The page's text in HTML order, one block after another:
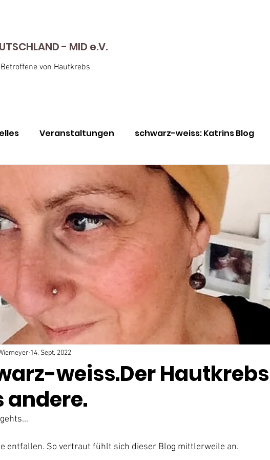
- MID e.V.
von Hautkrebs
Veranstaltungen schwarz-weiss: Katrins Blog
Awareness Monat Mai Immer für euch da!
Hautkrebs-Screening Julie vs Bill
weiss.Der
andere.
14. Sept. 2022
entfallen. So vertraut fühlt sich dieser Blog mittlerweile an.